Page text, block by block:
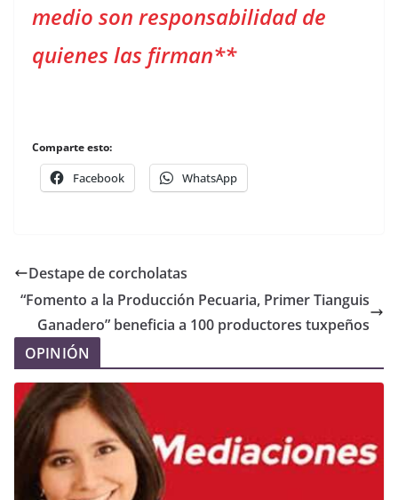
medio son responsabilidad de
quienes las firman**
Comparte esto:
Facebook WhatsApp
Destape de corcholatas
“Fomento a la Producción Pecuaria, Primer Tianguis
Ganadero” beneficia a 100 productores tuxpeños
OPINIÓN